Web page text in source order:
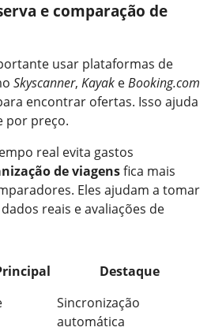
e comparação de
usar plataformas de
Skyscanner, Kayak eBooking.com
encontrar ofertas. Isso ajuda
por preço.
real evita gastos
de viagensfica mais
Eles ajudam a tomar
reais e avaliações de
Destaque
Sincronização
automática